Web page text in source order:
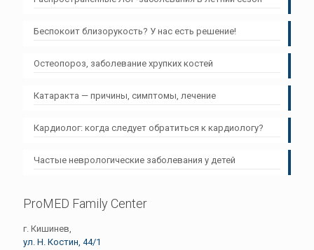
Беспокоит близорукость? У нас есть решение!
Остеопороз, заболевание хрупких костей
Катаракта — причины, симптомы, лечение
Кардиолог: когда следует обратиться к кардиологу?
Частые неврологические заболевания у детей
ProMED Family Center
г. Кишинев,
ул. Н. Костин, 44/1